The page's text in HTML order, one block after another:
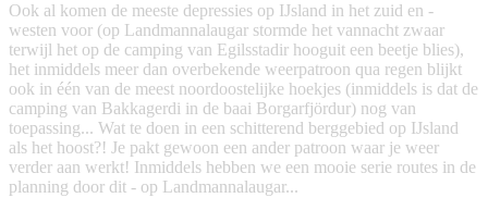
Ook al komen de meeste depressies op IJsland in het zuid en -
westen voor (op Landmannalaugar stormde het vannacht zwaar
terwijl het op de camping van Egilsstadir hooguit een beetje blies),
het inmiddels meer dan overbekende weerpatroon qua regen blijkt
ook in één van de meest noordoostelijke hoekjes (inmiddels is dat de
camping van Bakkagerdi in de baai Borgarfjördur) nog van
toepassing... Wat te doen in een schitterend berggebied op IJsland
als het hoost?! Je pakt gewoon een ander patroon waar je weer
verder aan werkt! Inmiddels hebben we een mooie serie routes in de
planning door dit - op Landmannalaugar...